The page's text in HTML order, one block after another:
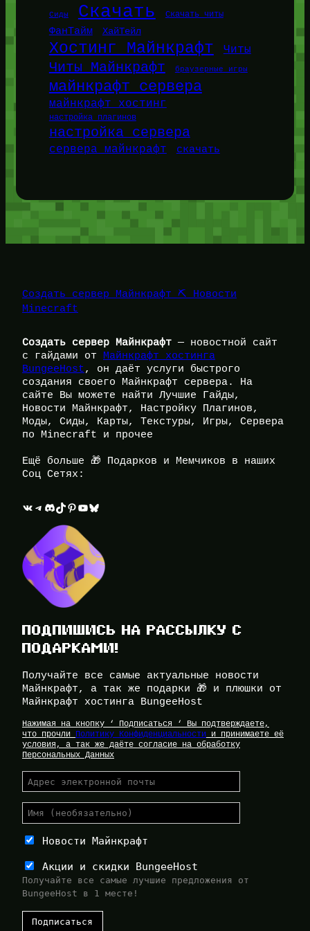
Сиды Скачать Скачать читы
ФанТайм ХайТейл
Хостинг Майнкрафт Читы
Читы Майнкрафт браузерные игры
майнкрафт сервера
майнкрафт хостинг
настройка плагинов
настройка сервера
сервера майнкрафт скачать
Создать сервер Майнкрафт ⛏️ Новости
Minecraft
Создать сервер Майнкрафт — новостной сайт
с гайдами от Майнкрафт хостинга
BungeeHost, он даёт услуги быстрого
создания своего Майнкрафт сервера. На
сайте Вы можете найти Лучшие Гайды,
Новости Майнкрафт, Настройку Плагинов,
Моды, Сиды, Карты, Текстуры, Игры, Сервера
по Minecraft и прочее
Ещё больше 🎁 Подарков и Мемчиков в наших
Соц Сетях:
ВКонтакте Telegram Discord TikTok Pinterest YouTube Bluesky
ПОДПИШИСЬ НА РАССЫЛКУ С
ПОДАРКАМИ!
Получайте все самые актуальные новости
Майнкрафт, а так же подарки 🎁 и плюшки от
Майнкрафт хостинга BungeeHost
Нажимая на кнопку ‘ Подписаться ‘ Вы подтверждаете,
что прочли Политику Конфиденциальности и принимаете её
условия, а так же даёте согласие на обработку
Персональных Данных
Новости Майнкрафт
Акции и скидки BungeeHost
Получайте все самые лучшие предложения от
BungeeHost в 1 месте!